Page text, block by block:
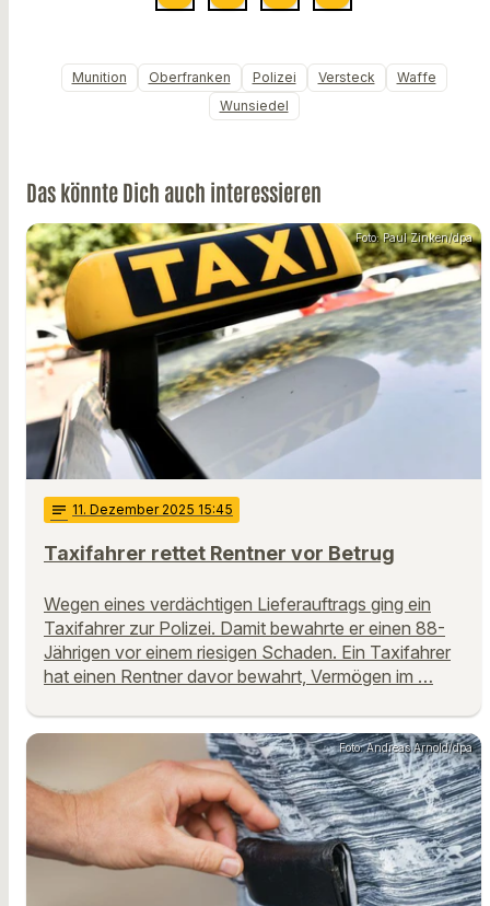
Munition Oberfranken Polizei Versteck
Waffe
Wunsiedel
Das könnte Dich auch interessieren
Foto: Paul Zinken/dpa
notes 11. Dezember 2025 15:45
Taxifahrer rettet Rentner vor Betrug
Wegen eines verdächtigen Lieferauftrags ging ein
Taxifahrer zur Polizei. Damit bewahrte er einen 88-
Jährigen vor einem riesigen Schaden. Ein Taxifahrer
hat einen Rentner davor bewahrt, Vermögen im …
Foto: Andreas Arnold/dpa